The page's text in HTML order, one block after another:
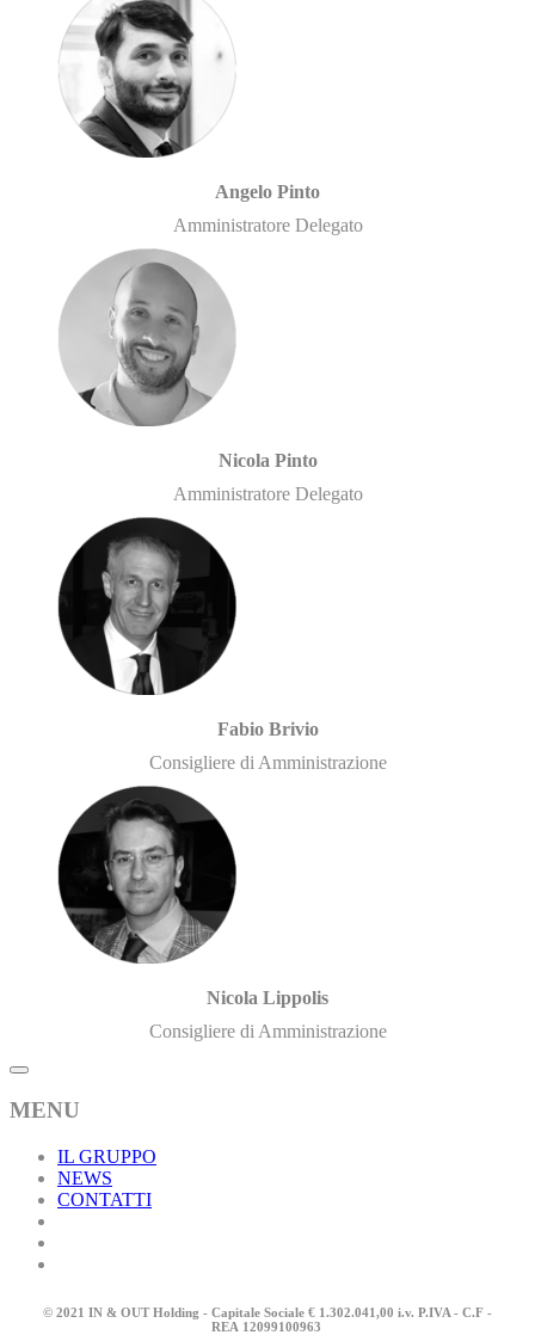
Angelo Pinto
Amministratore Delegato
Nicola Pinto
Amministratore Delegato
Fabio Brivio
Consigliere di Amministrazione
Nicola Lippolis
Consigliere di Amministrazione
MENU
IL GRUPPO
NEWS
CONTATTI
© 2021 IN & OUT Holding - Capitale Sociale € 1.302.041,00 i.v. P.IVA - C.F -
REA 12099100963